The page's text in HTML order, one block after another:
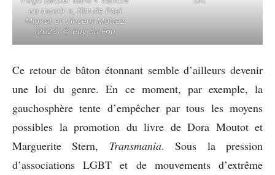
ou mourir », film de Paul
Mignot et Vincent Mottez
(2023) © Puy du Fou
Ce retour de bâton étonnant semble d’ailleurs devenir
une loi du genre. En ce moment, par exemple, la
gauchosphère tente d’empêcher par tous les moyens
possibles la promotion du livre de Dora Moutot et
Marguerite Stern, Transmania. Sous la pression
d’associations LGBT et de mouvements d’extrême